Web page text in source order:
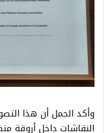
وأكد الجمل أن هذا
النقاشات داخل أروقة